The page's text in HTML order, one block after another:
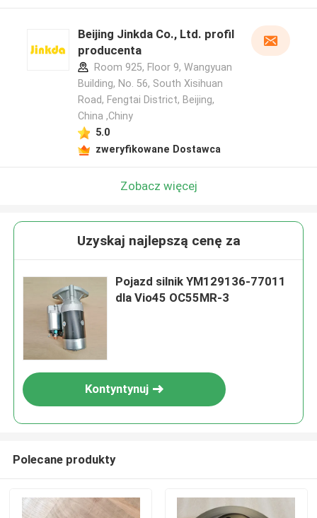
Beijing Jinkda Co., Ltd. profil
producenta
Room 925, Floor 9, Wangyuan
Building, No. 56, South Xisihuan
Road, Fengtai District, Beijing,
China ,Chiny
5.0
zweryfikowane Dostawca
Zobacz więcej
Uzyskaj najlepszą cenę za
Pojazd silnik YM129136-77011
dla Vio45 OC55MR-3
Kontyntynuj
Polecane produkty